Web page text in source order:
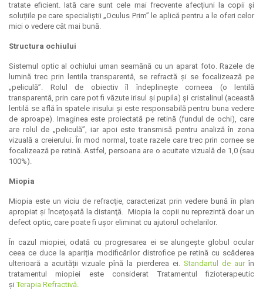
tratate eficient. Iată care sunt cele mai frecvente afecțiuni la copii și
soluțiile pe care specialiștii „Oculus Prim” le aplică pentru a le oferi celor
mici o vedere cât mai bună.
Structura ochiului
Sistemul optic al ochiului uman seamănă cu un aparat foto. Razele de
lumină trec prin lentila transparentă, se refractă și se focalizează pe
„peliculă”. Rolul de obiectiv îl îndeplinește corneea (o lentilă
transparentă, prin care pot fi văzute irisul și pupila) și cristalinul (această
lentilă se află în spatele irisului și este responsabilă pentru buna vedere
de aproape). Imaginea este proiectată pe retină (fundul de ochi), care
are rolul de „peliculă”, iar apoi este transmisă pentru analiză în zona
vizuală a creierului. În mod normal, toate razele care trec prin cornee se
focalizează pe retină. Astfel, persoana are o acuitate vizuală de 1,0 (sau
100%).
Miopia
Miopia este un viciu de refracţie, caracterizat prin vedere bună în plan
apropiat şi înceţoşată la distanţă. Miopia la copii nu reprezintă doar un
defect optic, care poate fi ușor eliminat cu ajutorul ochelarilor.
În cazul miopiei, odată cu progresarea ei se alungește globul ocular
ceea ce duce la apariția modificărilor distrofice pe retină cu scăderea
ulterioară a acuității vizuale pînă la pierderea ei. Standartul de aurîn
tratamentul miopiei este considerat Tratamentul fizioterapeutic
șiTerapia Refractivă.